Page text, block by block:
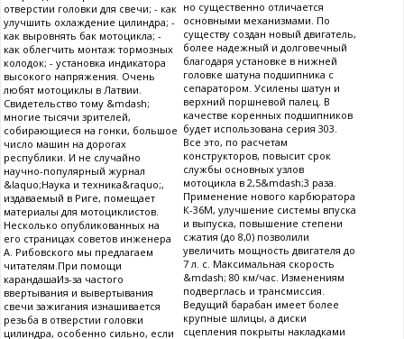
отверстии головки для свечи; - как
улучшить охлаждение цилиндра; -
как выровнять бак мотоцикла; -
как облегчить монтаж тормозных
колодок; - установка индикатора
высокого напряжения. Очень
любят мотоциклы в Латвии.
Свидетельство тому &mdash;
многие тысячи зрителей,
собирающиеся на гонки, большое
число машин на дорогах
республики. И не случайно
научно-популярный журнал
&laquo;Наука и техника&raquo;,
издаваемый в Риге, помещает
материалы для мотоциклистов.
Несколько опубликованных на
его страницах советов инженера
А. Рибовского мы предлагаем
читателям.При помощи
карандашаИз-за частого
ввертывания и вывертывания
свечи зажигания изнашивается
резьба в отверстии головки
цилиндра, особенно сильно, если
но существенно отличается
основными механизмами. По
существу создан новый двигатель,
более надежный и долговечный
благодаря установке в нижней
головке шатуна подшипника с
сепаратором. Усилены шатун и
верхний поршневой палец. В
качестве коренных подшипников
будет использована серия 303.
Все это, по расчетам
конструкторов, повысит срок
службы основных узлов
мотоцикла в 2,5&mdash;3 раза.
Применение нового карбюратора
К-36М, улучшение системы впуска
и выпуска, повышение степени
сжатия (до 8,0) позволили
увеличить мощность двигателя до
7 л. с. Максимальная скорость
&mdash; 80 км/час. Изменениям
подверглась и трансмиссия.
Ведущий барабан имеет более
крупные шлицы, а диски
сцепления покрыты накладками